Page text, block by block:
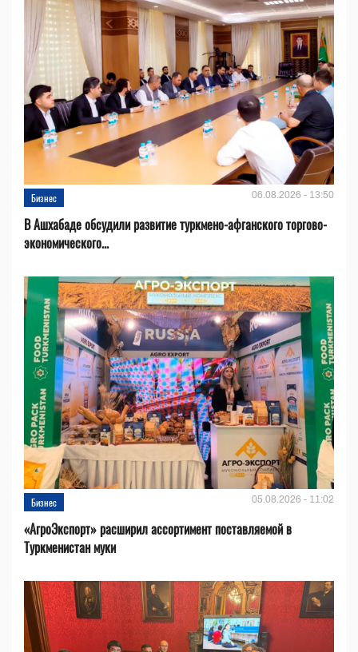
Бизнес 06.08.2026 - 13:50
В Ашхабаде обсудили развитие туркмено-афганского торгово-
экономического...
Бизнес 05.08.2026 - 11:02
«АгроЭкспорт» расширил ассортимент поставляемой в
Туркменистан муки